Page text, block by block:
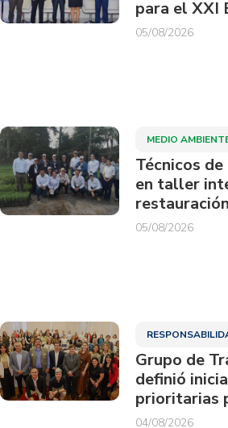
para el XXI
05/08/2026
MEDIO
Técnicos
en taller
05/08/2026
Grupo de
definió
prioritarias
04/08/2026